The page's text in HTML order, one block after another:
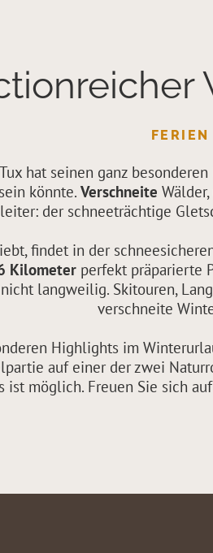
hat seinen ganz besonderen
könnte. Verschneite
der schneeträchtige
findet in der
Kilometer perfekt präparierte
langweilig. Skitouren,
verschneite
Highlights im
auf einer der zwei
ist möglich. Freuen Sie sich